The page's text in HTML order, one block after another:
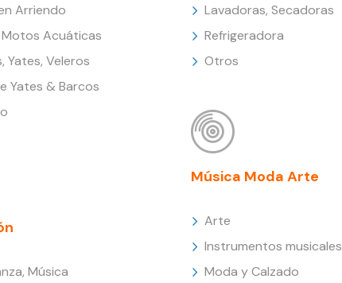
Arriendo
Acuáticas
Yates, Veleros
Yates & Barcos
Música
Lavadoras, Secadoras
Refrigeradora
Otros
Música Moda Arte
Arte
Instrumentos musicales
Moda y Calzado